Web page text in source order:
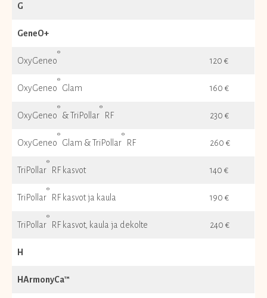
G
GeneO+
OxyGeneo
®
120 €
OxyGeneo
®
Glam 160 €
OxyGeneo
®
& TriPollar
®
RF 230 €
OxyGeneo
®
Glam & TriPollar
®
RF 260 €
TriPollar
®
RF kasvot 140 €
TriPollar
®
RF kasvot ja kaula 190 €
TriPollar
®
RF kasvot, kaula ja dekolte 240 €
H
HArmonyCa™